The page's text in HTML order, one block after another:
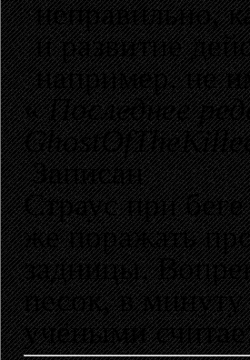
неправильно,
и развитие
например, не
«Последнее
Записан
Страус при
же поражать
задницы.
песок, в
учёными